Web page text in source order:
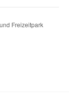
Freizeitpark